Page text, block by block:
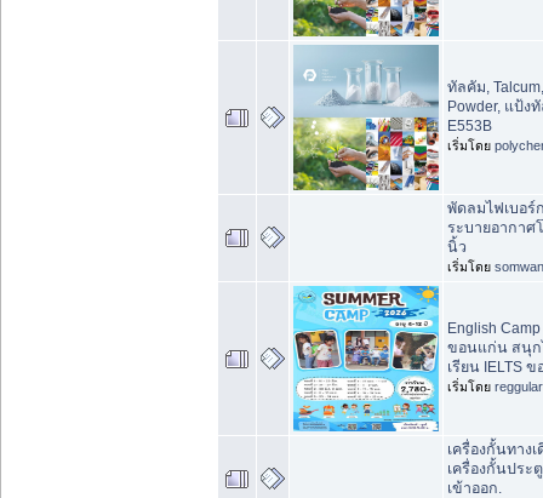
ทัลคัม,
Powder, แป้ง
E553B
เริ่มโดย
พัดลมไฟเบอร์
ระบายอากาศ
นิ้ว
เริ่มโดย
English
ขอนแก่น สนุก
เรียน IELTS
เริ่มโดย
เครื่องกั้นทาง
เครื่องกั้นประ
เข้าออก.